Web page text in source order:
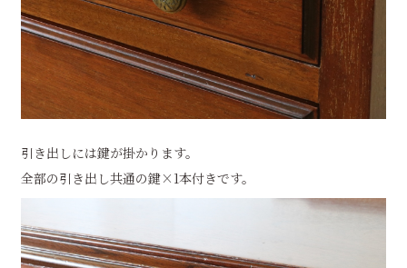
引き出しには鍵が掛かります。
全部の引き出し共通の鍵×1本付きです。